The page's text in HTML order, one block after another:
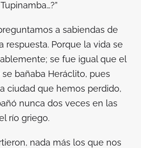
a sabiendas de
respuesta. Porque la vida se
se fue igual que el
bañaba Heráclito, pues
ciudad que hemos perdido,
nunca dos veces en las
río griego.
nada más los que nos